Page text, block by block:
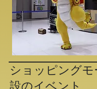
ショッピング
設のイベント